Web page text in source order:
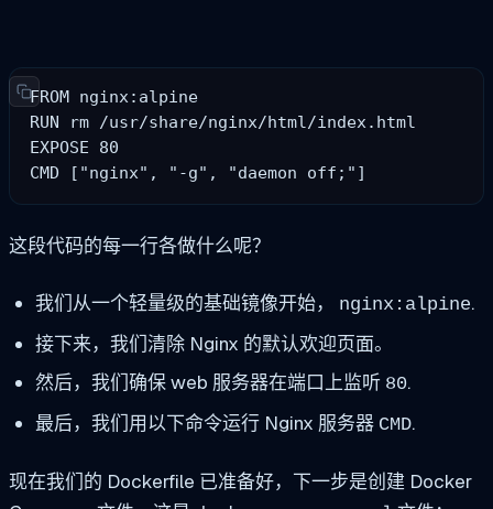
FROM nginx:alpine
RUN rm /usr/share/nginx/html/index.html
EXPOSE 80
CMD ["nginx", "-g", "daemon off;"]
这段代码的每一行各做什么呢？
我们从一个轻量级的基础镜像开始， nginx:alpine.
接下来，我们清除 Nginx 的默认欢迎页面。
然后，我们确保 web 服务器在端口上监听 80.
最后，我们用以下命令运行 Nginx 服务器 CMD.
现在我们的 Dockerfile 已准备好，下一步是创建 Docker